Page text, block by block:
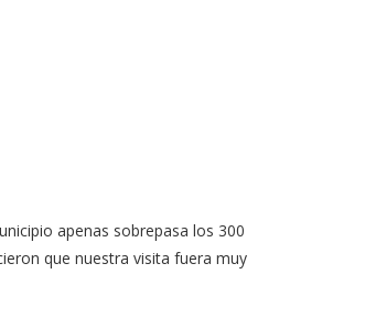
apenas sobrepasa los 300
que nuestra visita fuera muy